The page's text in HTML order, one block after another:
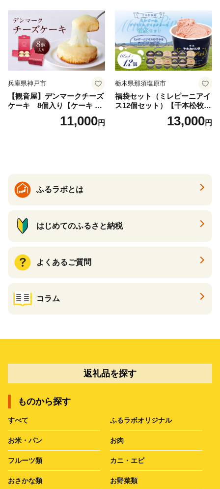
兵庫県神戸市
【観音屋】デンマークチーズ
ケーキ 8個入り【ケーキ チ
ーズケーキ 人気スイーツ お
すすめスイーツ 神戸スイー
11,000円
栃木県那須塩原市
福袋セット（ミレピーニアイ
ス12個セット）【千本松牧
場】 ns025-014-12 【デザー
ト 詰め合わせ ギフト】
13,000円
ふるラボとは
はじめてのふるさと納税
よくあるご質問
コラム
返礼品を探す
ものから探す
すべて ふるラボオリジナル
お米・パン お肉
フルーツ類 カニ・エビ
おさかな類 お野菜類